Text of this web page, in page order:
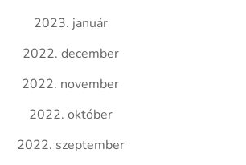
2023. január
2022. december
2022. november
2022. október
2022. szeptember